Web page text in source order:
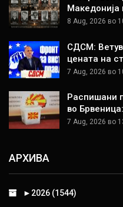
8 Aug, 2026 во
СДСМ:
цената на
7 Aug, 2026 во
Распишани
во
7 Aug, 2026 во
АРХИВА
► 2026 (1544)